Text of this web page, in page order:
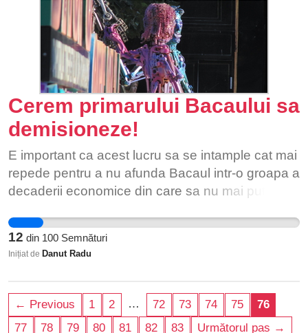
care sa se poata plimba si relaxa. Parcurile
existente sunt deja aglomerate, iar distanta mare
va produce trafic si poluare, inutile si evitabile.
Sectorul 4 nu are cei 26 mp de spatiu
verde/locuitor impusi de lege si nici nu ia masuri
care sa remedieze. Din contra, densificarea
propusa va avea efectul opus. Nu este normal,
nu este sanatos, orasul va fi de nelocuit. Semnati
pentru a convinge Primaria Capitalei ca este
nevoie de un parc nou, mare si accesibil tuturor,
pentru dezvoltarea sustenabila a orasului!
Cerem primarului Bacaului sa
demisioneze!
E important ca acest lucru sa se intample cat mai
repede pentru a nu afunda Bacaul intr-o groapa a
decaderii economice din care sa nu mai putem
12 din 100 Semnături
Inițiat de Danut Radu
← Previous 1 2 … 72 73 74 75
76
77
78 79 80 81 82 83 Următorul pas →